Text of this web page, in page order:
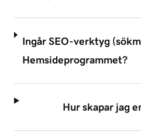
Ingår SEO-verktyg
Hemsideprogrammet?
Hur skapar jag